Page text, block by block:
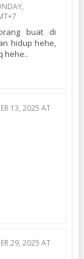
buat di
hidup hehe,
hehe..
13, 2025 AT
29, 2025 AT